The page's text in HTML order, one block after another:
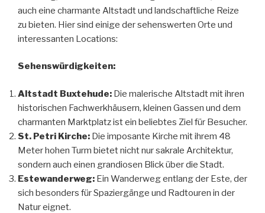
auch eine charmante Altstadt und landschaftliche Reize
zu bieten. Hier sind einige der sehenswerten Orte und
interessanten Locations:
Sehenswürdigkeiten:
Altstadt Buxtehude: Die malerische Altstadt mit ihren
historischen Fachwerkhäusern, kleinen Gassen und dem
charmanten Marktplatz ist ein beliebtes Ziel für Besucher.
St. Petri Kirche: Die imposante Kirche mit ihrem 48
Meter hohen Turm bietet nicht nur sakrale Architektur,
sondern auch einen grandiosen Blick über die Stadt.
Estewanderweg: Ein Wanderweg entlang der Este, der
sich besonders für Spaziergänge und Radtouren in der
Natur eignet.